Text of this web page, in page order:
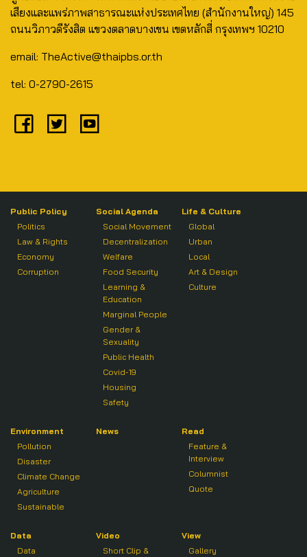
เสียงและแพร่ภาพสาธารณะแห่งประเทศไทย (สำนักงานใหญ่) 145
ถนนวิภาวดีรังสิต แขวงตลาดบางเขน เขตหลักสี่ กรุงเทพฯ 10210
email: TheActive@thaipbs.or.th
tel: 0-2790-2615
Public Policy
Politics
Law & Rights
Economy
Corruption
Social Agenda
Social Movement
Decentralization
Welfare
Food Security
Learning &
Education
Marginal People
Gender &
Sexuality
Public Health
Covid-19
Housing
Safety
Life & Culture
Global
Urban
Local
Art & Design
Culture
Environment
Pollution
Disaster
Climate Change
Agriculture
Sustainable
News
Read
Feature &
Interview
Columnist
Quote
Data
Data
Video
Short Clip &
View
Gallery